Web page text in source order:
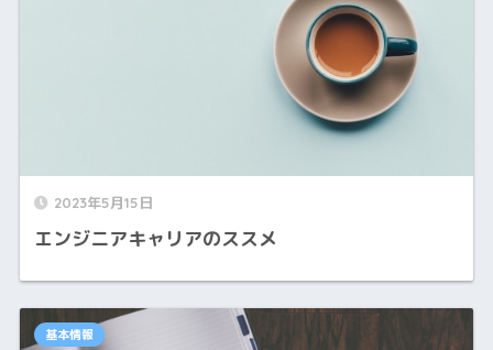
2023年5月15日
エンジニアキャリアのススメ
基本情報